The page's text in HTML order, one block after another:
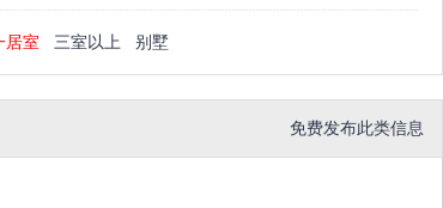
居室 三室以上 别墅
免费发布此类信息